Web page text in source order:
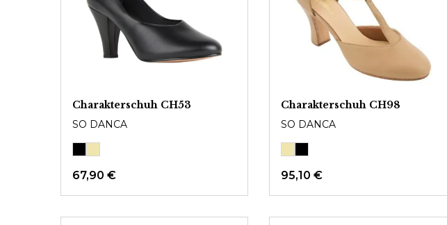
Charakterschuh CH53
SO DANCA
67,90 €
Charakterschuh CH98
SO DANCA
95,10 €